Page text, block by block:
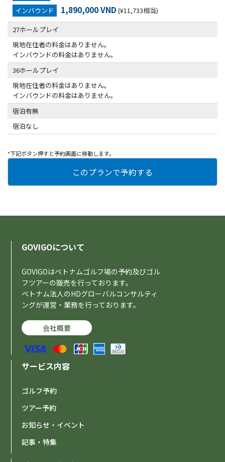
インバウンド
1,890,000 VND (¥11,733相当)
27ホールプレイ
現地在住者の料金はありません。
インバウンドの料金はありません。
36ホールプレイ
現地在住者の料金はありません。
インバウンドの料金はありません。
宿泊有無
宿泊なし
*下記ボタン押すと予約画面に移動します。
GOVIGOについて
GOVIGOはベトナムゴルフ場の予約及びゴル
フツアーの販売を行っております。
ベトナム法人のHDグローバルコンサルティ
ングが運営・業務を行っております。
会社概要
サービス内容
ゴルフ予約
ツアー予約
お知らせ・イベント
記事・特集